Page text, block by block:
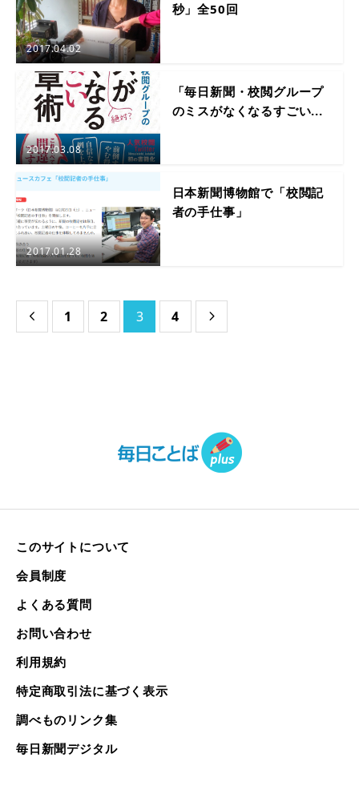
2017.04.02
秒」全50回
2017.03.08
「毎日新聞・校閲グループ
のミスがなくなるすごい...
2017.01.28
日本新聞博物館で「校閲記
者の手仕事」
 1 2 3 4 
このサイトについて
会員制度
よくある質問
お問い合わせ
利用規約
特定商取引法に基づく表示
調べものリンク集
毎日新聞デジタル